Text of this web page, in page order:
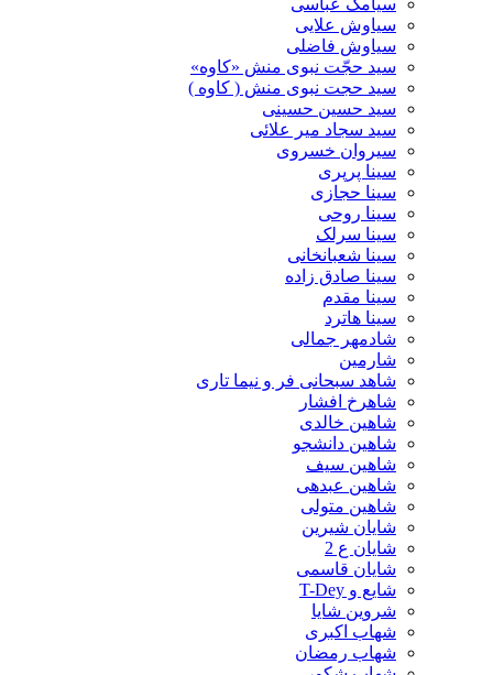
سیاوش علایی
سیاوش فاضلی
سید حجّت نبوی منش «کاوه»
سید حجت نبوی منش ( کاوه )
سید حسین حسینى
سید سجاد میر علائی
سیروان خسروی
سینا پرپری
سینا حجازی
سینا روحی
سینا سرلک
سینا شعبانخانی
سینا صادق زاده
سینا مقدم
سینا هاترد
شادمهر جمالی
شارمین
شاهد سبحانی فر و نیما تاری
شاهرخ افشار
شاهین خالدی
شاهین دانشجو
شاهین سیف
شاهین عبدهی
شاهین متولی
شایان شیرین
شایان ع 2
شایان قاسمی
شایع و T-Dey
شروین شایا
شهاب اکبری
شهاب رمضان